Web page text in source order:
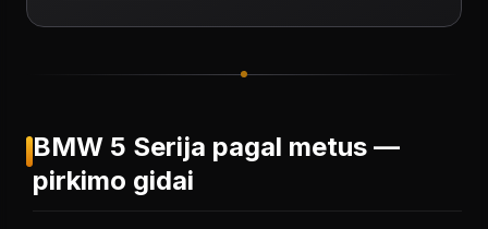
BMW 5 Serija pagal metus —
pirkimo gidai